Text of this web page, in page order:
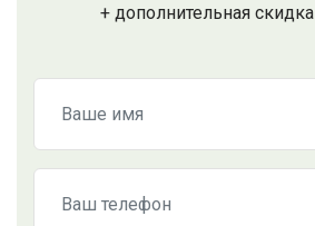
+ дополнительная скидка